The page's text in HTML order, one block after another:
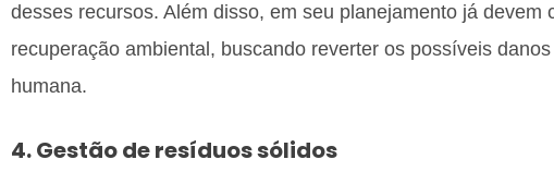
desses recursos. Além disso, em seu planejamento já devem
recuperação ambiental, buscando reverter os possíveis
humana.
4. Gestão de resíduos sólidos